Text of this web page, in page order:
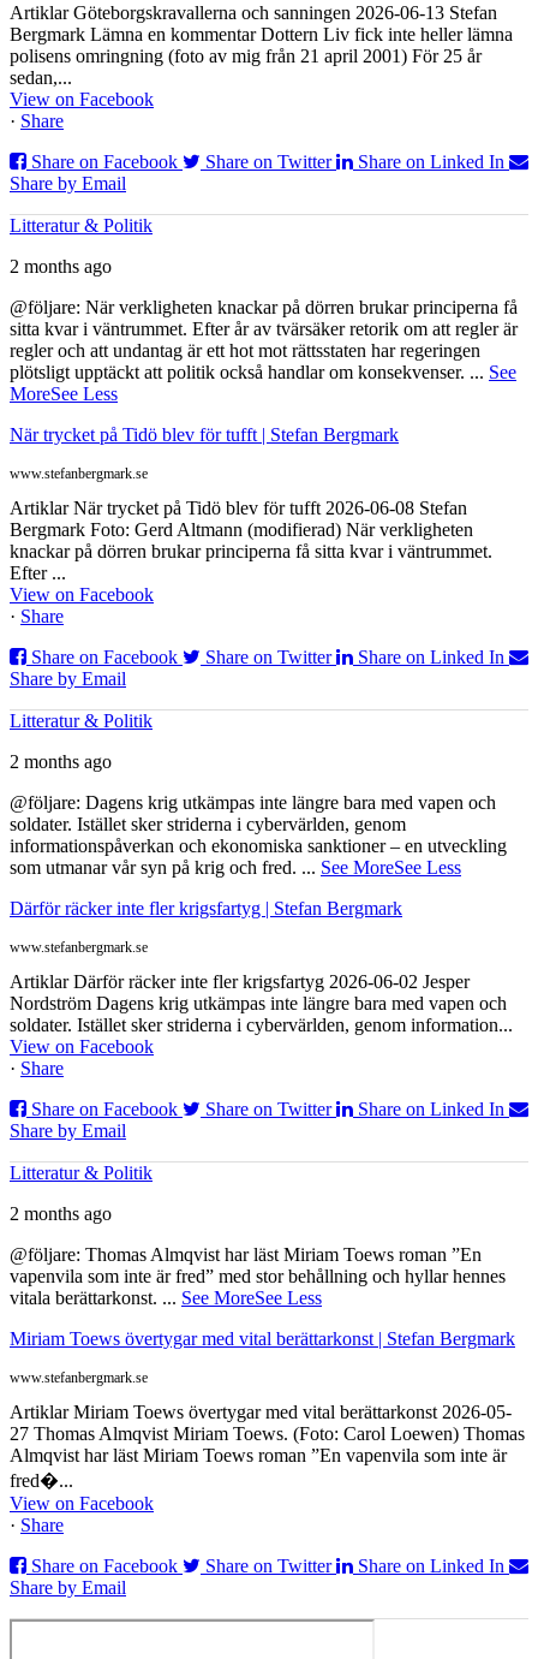
Artiklar Göteborgskravallerna och sanningen 2026-06-13 Stefan
Bergmark Lämna en kommentar Dottern Liv fick inte heller lämna
polisens omringning (foto av mig från 21 april 2001) För 25 år
sedan,...
View on Facebook
· Share
Share on Facebook
Share on Twitter
Share on Linked In
Share by Email
Litteratur & Politik
2 months ago
@följare: När verkligheten knackar på dörren brukar principerna få
sitta kvar i väntrummet. Efter år av tvärsäker retorik om att regler är
regler och att undantag är ett hot mot rättsstaten har regeringen
plötsligt upptäckt att politik också handlar om konsekvenser. ... See
MoreSee Less
När trycket på Tidö blev för tufft | Stefan Bergmark
www.stefanbergmark.se
Artiklar När trycket på Tidö blev för tufft 2026-06-08 Stefan
Bergmark Foto: Gerd Altmann (modifierad) När verkligheten
knackar på dörren brukar principerna få sitta kvar i väntrummet.
Efter ...
View on Facebook
· Share
Share on Facebook
Share on Twitter
Share on Linked In
Share by Email
Litteratur & Politik
2 months ago
@följare: Dagens krig utkämpas inte längre bara med vapen och
soldater. Istället sker striderna i cybervärlden, genom
informationspåverkan och ekonomiska sanktioner – en utveckling
som utmanar vår syn på krig och fred. ... See MoreSee Less
Därför räcker inte fler krigsfartyg | Stefan Bergmark
www.stefanbergmark.se
Artiklar Därför räcker inte fler krigsfartyg 2026-06-02 Jesper
Nordström Dagens krig utkämpas inte längre bara med vapen och
soldater. Istället sker striderna i cybervärlden, genom information...
View on Facebook
· Share
Share on Facebook
Share on Twitter
Share on Linked In
Share by Email
Litteratur & Politik
2 months ago
@följare: Thomas Almqvist har läst Miriam Toews roman ”En
vapenvila som inte är fred” med stor behållning och hyllar hennes
vitala berättarkonst. ... See MoreSee Less
Miriam Toews övertygar med vital berättarkonst | Stefan Bergmark
www.stefanbergmark.se
Artiklar Miriam Toews övertygar med vital berättarkonst 2026-05-
27 Thomas Almqvist Miriam Toews. (Foto: Carol Loewen) Thomas
Almqvist har läst Miriam Toews roman ”En vapenvila som inte är
fred�...
View on Facebook
· Share
Share on Facebook
Share on Twitter
Share on Linked In
Share by Email